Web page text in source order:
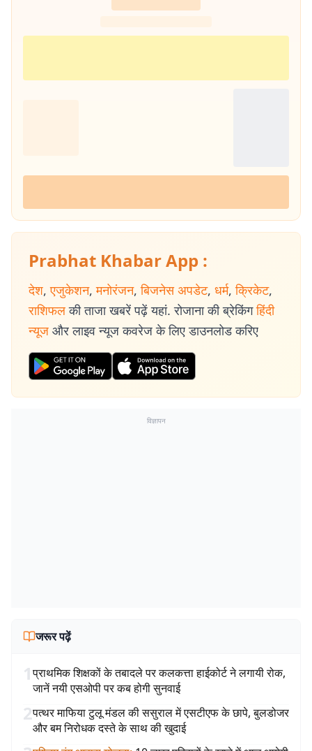
Prabhat Khabar App :
देश, एजुकेशन, मनोरंजन, बिजनेस अपडेट, धर्म, क्रिकेट,
राशिफल की ताजा खबरें पढ़ें यहां. रोजाना की ब्रेकिंग हिंदी
न्यूज और लाइव न्यूज कवरेज के लिए डाउनलोड करिए
विज्ञापन
जरूर पढ़ें
1प्राथमिक शिक्षकों के तबादले पर कलकत्ता हाईकोर्ट ने लगायी रोक,
जानें नयी एसओपी पर कब होगी सुनवाई
2पत्थर माफिया टुलू मंडल की ससुराल में एसटीएफ के छापे, बुलडोजर
और बम निरोधक दस्ते के साथ की खुदाई